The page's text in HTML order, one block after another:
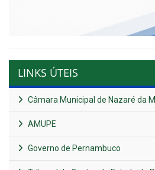
LINKS ÚTEIS
Câmara Municipal de Nazaré da
AMUPE
Governo de Pernambuco